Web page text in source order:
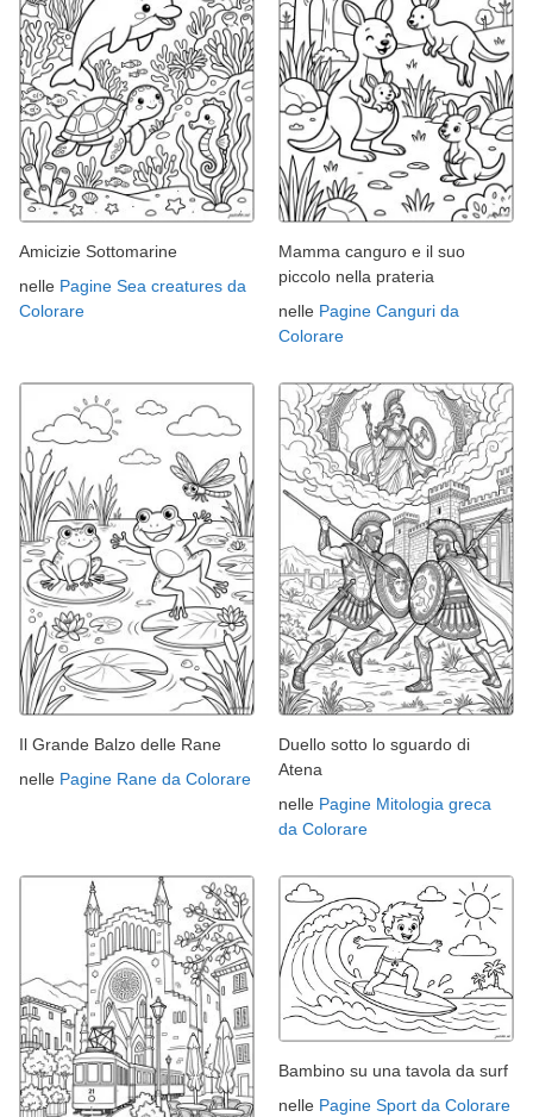
Amicizie Sottomarine
nelle Pagine Sea creatures da
Colorare
Mamma canguro e il suo
piccolo nella prateria
nelle Pagine Canguri da
Colorare
Il Grande Balzo delle Rane
nelle Pagine Rane da Colorare
Duello sotto lo sguardo di
Atena
nelle Pagine Mitologia greca
da Colorare
Bambino su una tavola da surf
nelle Pagine Sport da Colorare